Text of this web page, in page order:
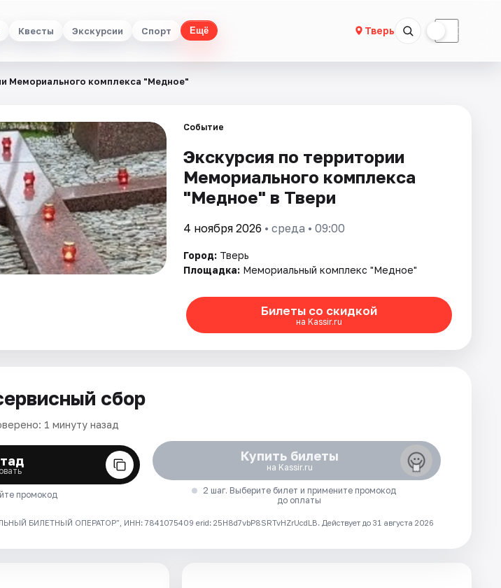
Квесты Экскурсии Спорт Ещё Тверь ☾
Мемориального комплекса "Медное"
Событие
Экскурсия по территории
Мемориального комплекса
"Медное" в Твери
4 ноября 2026 • среда • 09:00
Город: Тверь
Площадка: Мемориальный комплекс "Медное"
Билеты со скидкой
на Kassir.ru
сбор
1 минуту назад
промокод
Купить билеты
на Kassir.ru
2 шаг. Выберите билет и примените промокод
до оплаты
БИЛЕТНЫЙ ОПЕРАТОР", ИНН: 7841075409 erid: 25H8d7vbP8SRTvHZrUcdLB. Действует до 31 августа 2026